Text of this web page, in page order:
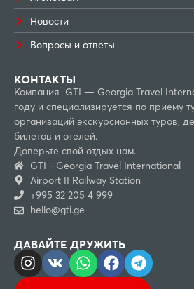
КОНТАКТЫ
Компания GTI — Georgia Travel
году и специализируется по приему
организаций экскурсионных туров,
билетов и отелей.
Доверьте свой отдых нам.
GTI - Georgia Travel International
Airport II Railway Station
+995 32 205 4 999
hello@gti.ge
Новости
Вопросы и ответы
ДАВАЙТЕ ДРУЖИТЬ